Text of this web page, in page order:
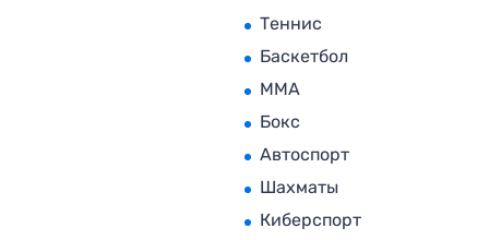
Теннис
Баскетбол
MMA
Бокс
Автоспорт
Шахматы
Киберспорт